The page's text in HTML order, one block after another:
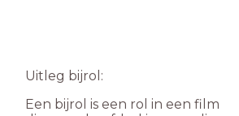
Uitleg bijrol:
Een bijrol is een rol in een film